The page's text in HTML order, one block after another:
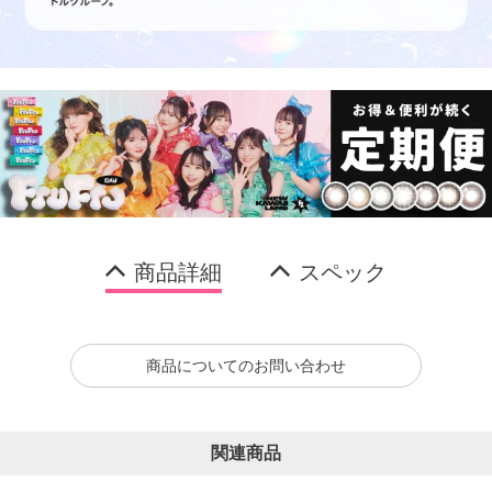
商品詳細 スペック
商品についてのお問い合わせ
関連商品